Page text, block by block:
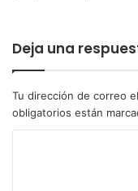
Deja una
Tu dirección de correo
obligatorios están